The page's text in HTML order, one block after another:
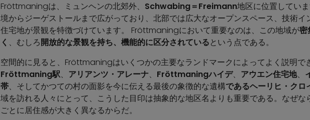
Fröttmaningは、ミュンヘンの北郊外、 Schwabing＝Freimann地区に位置してい
境からジーゲストールまで広がっており、北部では広大なオープンスペース、技術イ
住宅地が景観を特徴づけています。 Fröttmaningにおいて重要なのは、この地域が密
く 、むしろ開放的な景観を持ち、機能的に区分されているという点である。
空間的に見ると、Fröttmaningはいくつかの主要なランドマークによってよく説明で
Fröttmaning駅、 アリアンツ・アレーナ、 Fröttmaningハイデ、 アウエン住宅地、
帯、そしてかつての村の面影を今に伝える最後の象徴的な遺構であるヘーリヒ・クロ
域を訪れる人々にとって、こうした目印は抽象的な地区名よりも重要である。なぜな
ごとに居住感が大きく異なるからだ。